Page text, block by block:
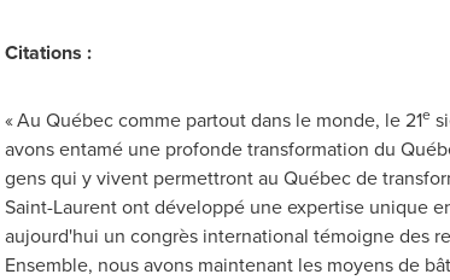
Citations :
« Au Québec comme partout dans le monde, le 21e
avons entamé une profonde transformation du
gens qui y vivent permettront au Québec de
Saint-Laurent ont développé une expertise unique
aujourd'hui un congrès international témoigne des
Ensemble, nous avons maintenant les moyens de